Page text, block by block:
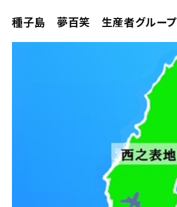
種子島 夢百笑 生産者グループ